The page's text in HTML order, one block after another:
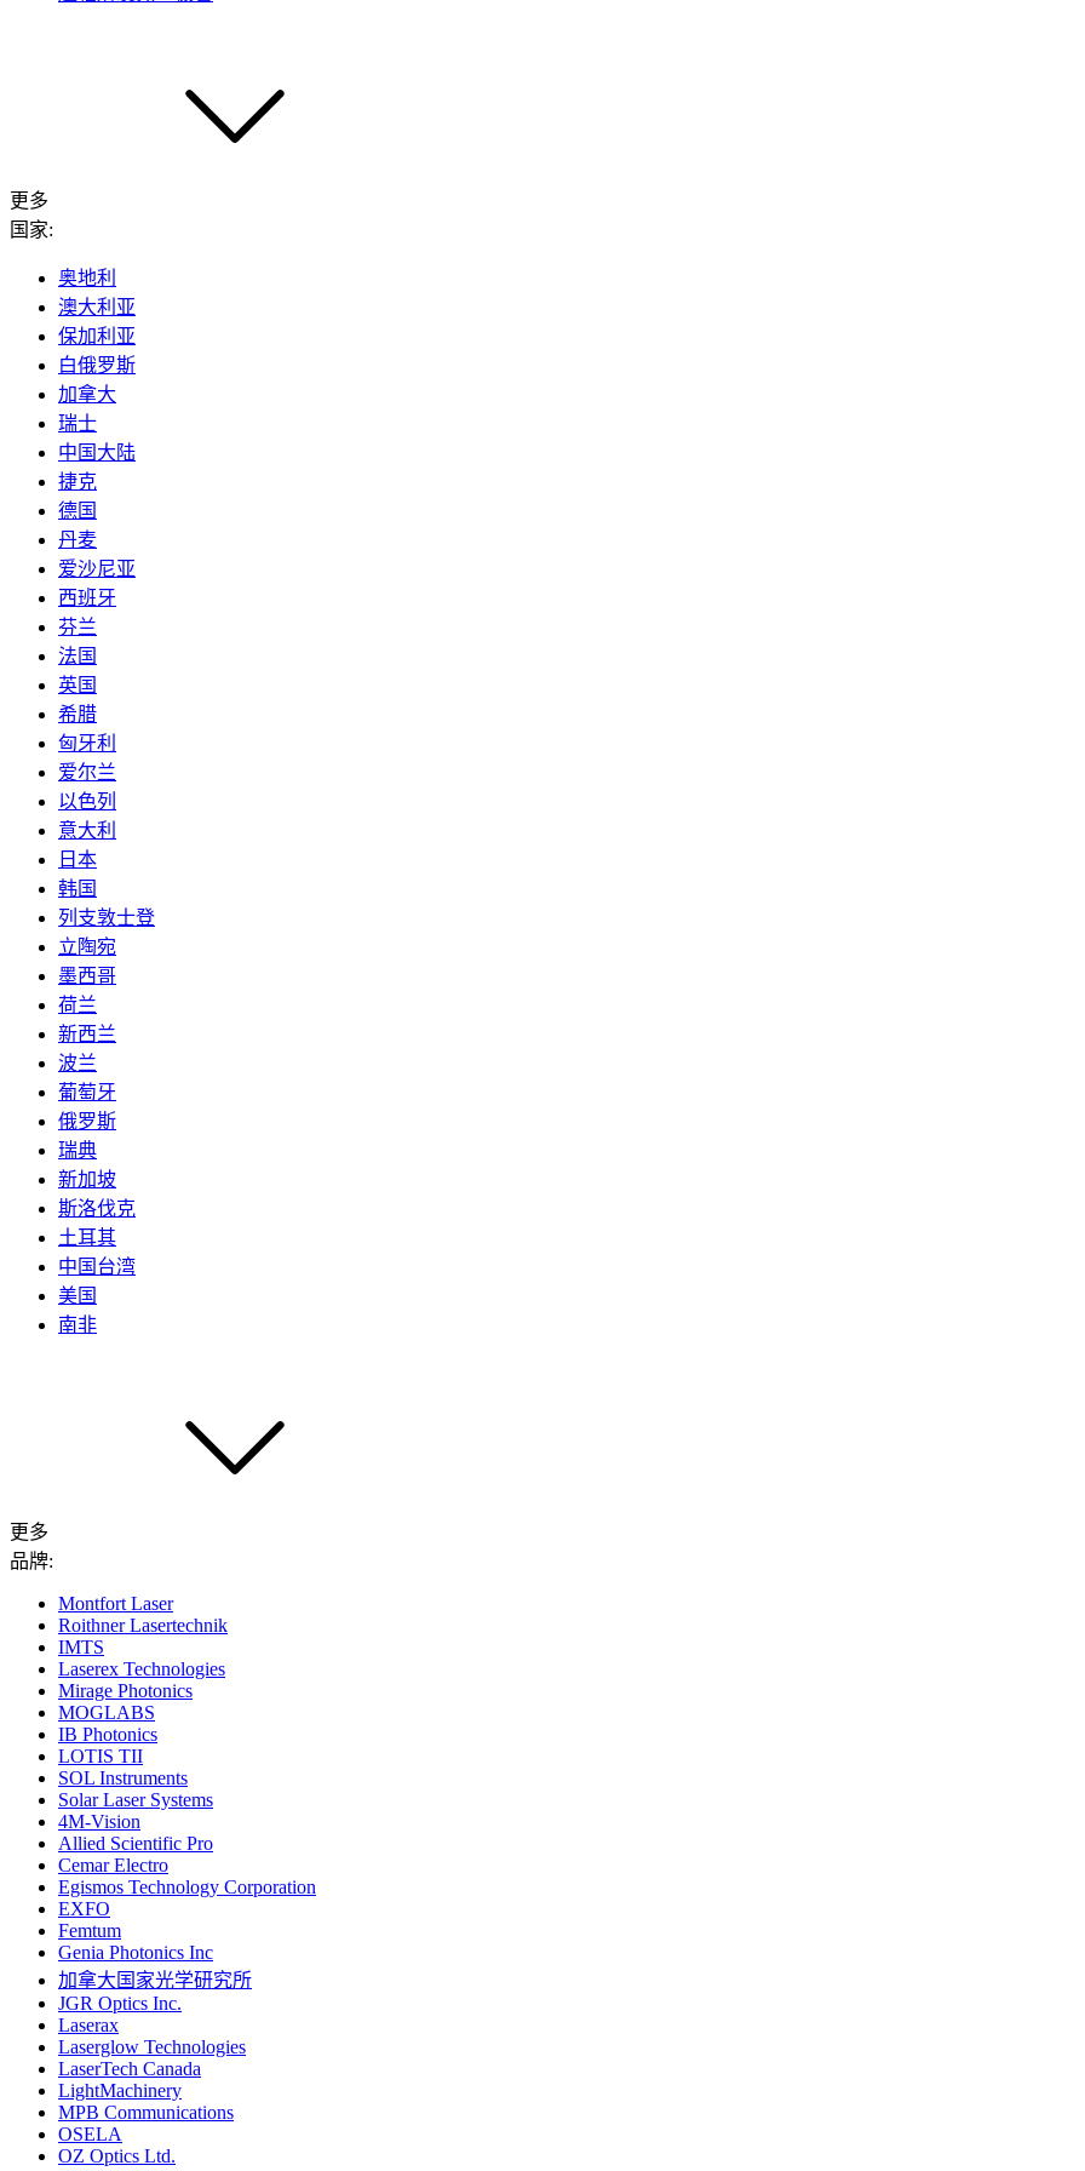
更多
国家:
奥地利
澳大利亚
保加利亚
白俄罗斯
加拿大
瑞士
中国大陆
捷克
德国
丹麦
爱沙尼亚
西班牙
芬兰
法国
英国
希腊
匈牙利
爱尔兰
以色列
意大利
日本
韩国
列支敦士登
立陶宛
墨西哥
荷兰
新西兰
波兰
葡萄牙
俄罗斯
瑞典
新加坡
斯洛伐克
土耳其
中国台湾
美国
南非
更多
品牌:
Montfort Laser
Roithner Lasertechnik
IMTS
Laserex Technologies
Mirage Photonics
MOGLABS
IB Photonics
LOTIS TII
SOL Instruments
Solar Laser Systems
4M-Vision
Allied Scientific Pro
Cemar Electro
Egismos Technology Corporation
EXFO
Femtum
Genia Photonics Inc
加拿大国家光学研究所
JGR Optics Inc.
Laserax
Laserglow Technologies
LaserTech Canada
LightMachinery
MPB Communications
OSELA
OZ Optics Ltd.